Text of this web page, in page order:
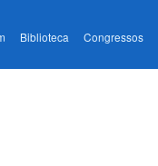
Biblioteca Congressos